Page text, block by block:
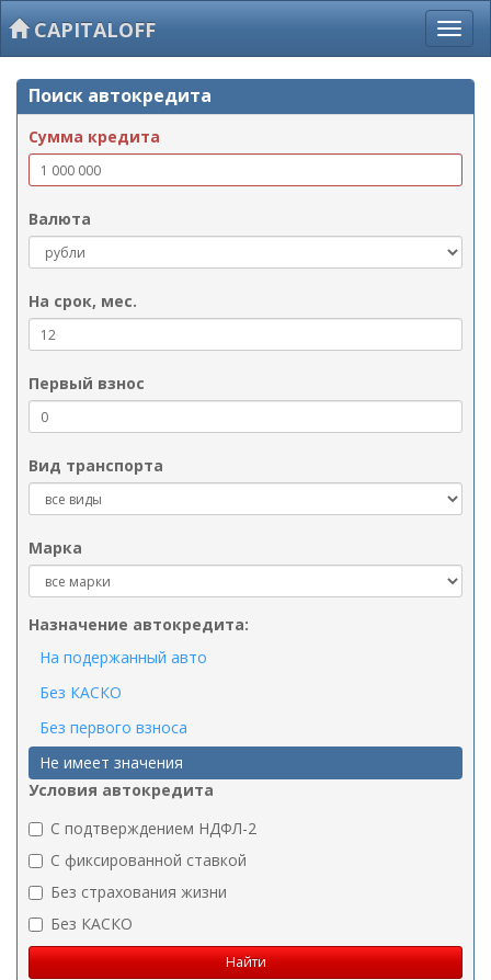
CAPITALOFF
Поиск автокредита
Сумма кредита
Валюта
На срок, мес.
Первый взнос
Вид транспорта
Марка
Назначение автокредита:
На подержанный авто
Без КАСКО
Без первого взноса
Не имеет значения
Условия автокредита
C подтверждением НДФЛ-2
C фиксированной ставкой
Без страхования жизни
Без КАСКО